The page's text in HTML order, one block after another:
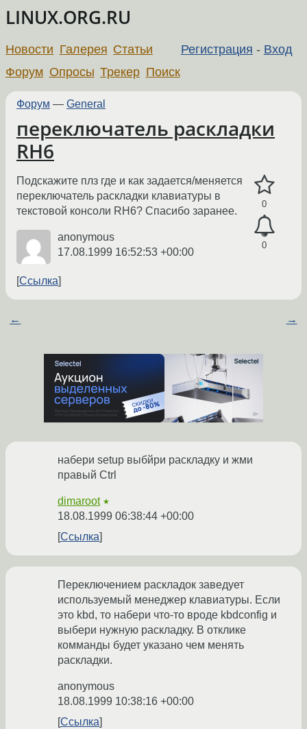
LINUX.ORG.RU
Регистрация - Вход
Новости Галерея Статьи
Форум Опросы Трекер Поиск
Форум — General
переключатель раскладки
RH6
0
0
Подскажите плз где и как задается/меняется
переключатель раскладки клавиатуры в
текстовой консоли RH6? Спасибо заранее.
anonymous
17.08.1999 16:52:53 +00:00
Ссылка
← →
набери setup выбйри раскладку и жми
правый Ctrl
dimaroot ★
18.08.1999 06:38:44 +00:00
Ссылка
Переключением раскладок заведует
используемый менеджер клавиатуры. Если
это kbd, то набери что-то вроде kbdconfig и
выбери нужную раскладку. В отклике
комманды будет указано чем менять
раскладки.
anonymous
18.08.1999 10:38:16 +00:00
Ссылка